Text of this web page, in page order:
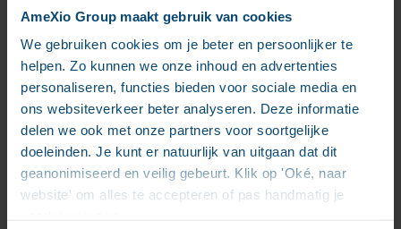
AmeXio Group maakt gebruik van cookies
We gebruiken cookies om je beter en persoonlijker te
helpen. Zo kunnen we onze inhoud en advertenties
personaliseren, functies bieden voor sociale media en
ons websiteverkeer beter analyseren. Deze informatie
delen we ook met onze partners voor soortgelijke
doeleinden. Je kunt er natuurlijk van uitgaan dat dit
geanonimiseerd en veilig gebeurt. Klik op 'Oké, naar
website' om alles te accepteren of pas handmatig je
myInsight– une application dédiée aux tableaux
de bord interactifs et au reporting
WebTop-to-Smart View Converter– une solution
de modernisation automatisée et sécurisée vers
la dernière interface OpenText, permettant une
réduction de 40 à 60 % de la durée des projets
Grâce à ces solutions, nous aidons les organisations
du secteur public à conserver la maîtrise de leurs
données, de leurs processus et de leurs exigences de
conformité, tout en favorisant une innovation